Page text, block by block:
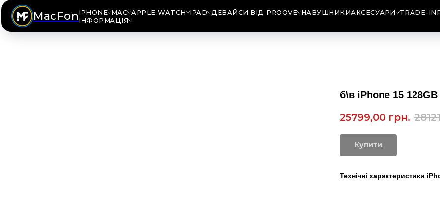
MacFonIPHONE MAC APPLE WATCH IPAD ДЕВАЙСИ ВІД PROOVE НАВУШНИКИАКСЕСУАРИ TRADE-IN
ІНФОРМАЦІЯ
б\в iPhone 15
25799,00 грн.
Купити
Технічні характеристики